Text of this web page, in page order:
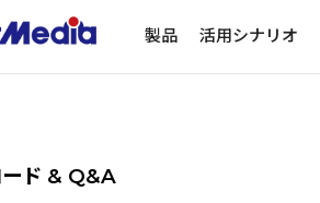
製品 活用シナリオ
ード & Q&A